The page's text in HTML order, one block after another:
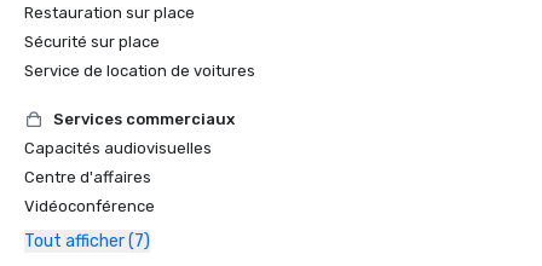
Restauration sur place
Sécurité sur place
Service de location de voitures
Services commerciaux
Capacités audiovisuelles
Centre d'affaires
Vidéoconférence
Tout afficher (7)